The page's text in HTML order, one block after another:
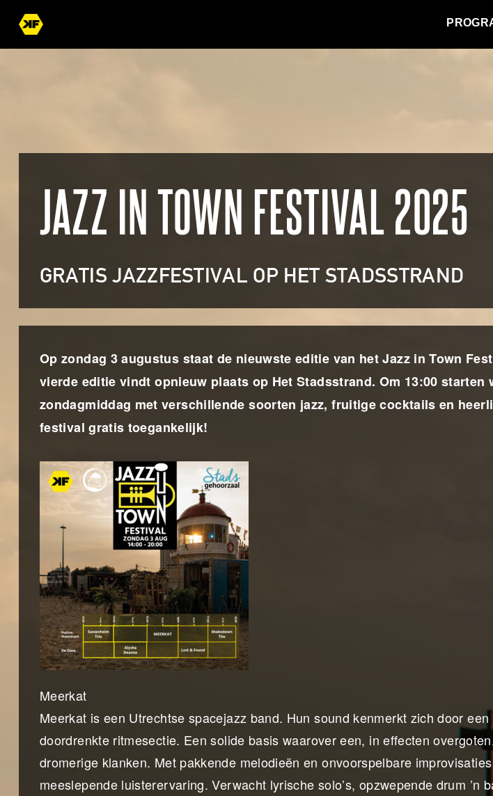
JAZZ IN TOWN FESTIVAL 2025
GRATIS JAZZFESTIVAL OP HET STADSSTRAND
Op zondag 3 augustus staat de nieuwste editie van het Jazz in Town
vierde editie vindt opnieuw plaats op Het Stadsstrand. Om 13:00 starten
zondagmiddag met verschillende soorten jazz, fruitige cocktails en
festival gratis toegankelijk!
Meerkat
Meerkat is een Utrechtse spacejazz band. Hun sound kenmerkt zich door
doordrenkte ritmesectie. Een solide basis waarover een, in effecten
dromerige klanken. Met pakkende melodieën en onvoorspelbare
meeslepende luisterervaring. Verwacht lyrische solo’s, opzwepende drum ’n